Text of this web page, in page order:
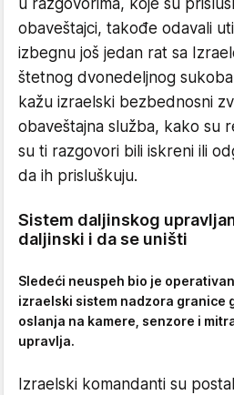
u razgovorima, koje su
obaveštajci, takođe odavali
izbegnu još jedan rat sa
štetnog dvonedeljnog
kažu izraelski bezbednosni
obaveštajna služba, kako su
su ti razgovori bili iskreni ili
da ih prisluškuju.
Sistem daljinskog
daljinski i da se uništi
Sledeći neuspeh bio je
izraelski sistem nadzora granice
oslanja na kamere, senzore i
upravlja.
Izraelski komandanti su